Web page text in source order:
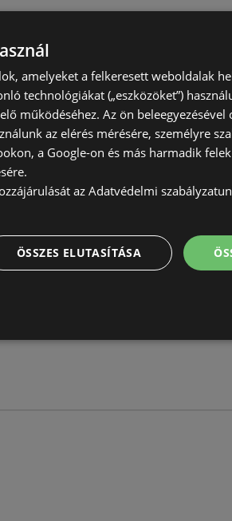
amelyeket a felkeresett weboldalak
technológiákat („eszközöket”)
működéséhez. Az ön
az elérés mérésére, személyre
a Google-on és más harmadik
az Adatvédelmi
ÖSSZES ELUTASÍTÁSA